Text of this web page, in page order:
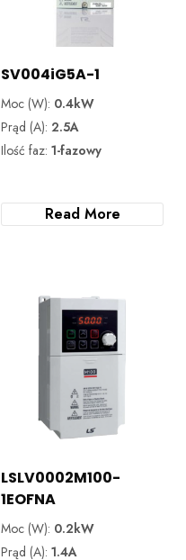
SV004iG5A-1
Moc (W): 0.4kW
Prąd (A): 2.5A
Ilość faz:1-fazowy
Read More
LSLV0002M100-
1EOFNA
Moc (W): 0.2kW
Prąd (A):1.4A